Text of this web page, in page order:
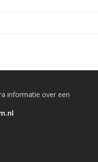
informatie over een